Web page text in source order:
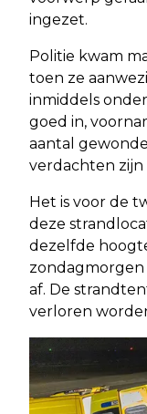
ingezet.
Politie kwam
toen ze
inmiddels
goed in,
aantal
verdachten zijn
Het is voor de
deze
dezelfde
af. De
verloren